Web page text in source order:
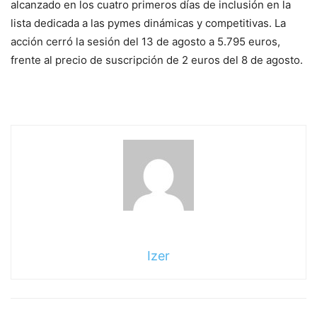
alcanzado en los cuatro primeros días de inclusión en la
lista dedicada a las pymes dinámicas y competitivas. La
acción cerró la sesión del 13 de agosto a 5.795 euros,
frente al precio de suscripción de 2 euros del 8 de agosto.
Izer